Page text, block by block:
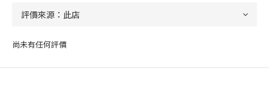
尚未有任何評價